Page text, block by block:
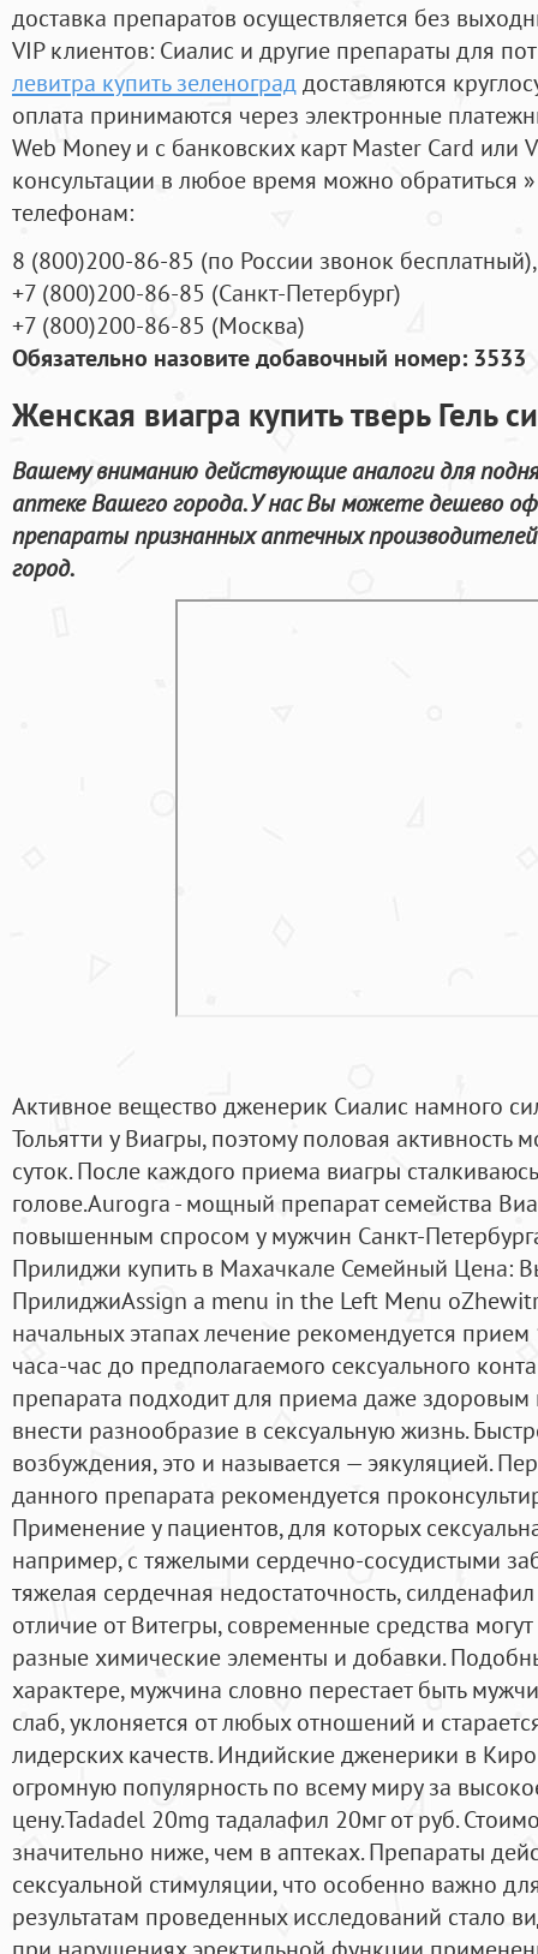
доставка препаратов осуществляется без
VIP клиентов: Сиалис и другие препараты для
левитра купить зеленограддоставляются
оплата принимаются через электронные
Web Money и с банковских карт Master Card или
консультации в любое время можно обратиться
телефонам:
8 (800)200-86-85 (по России звонок бесплатный),
+7 (800)200-86-85 (Санкт-Петербург)
+7 (800)200-86-85 (Москва)
Обязательно назовите добавочный номер: 3533
Женская виагра купить тверь Гель
Вашему вниманию действующие аналоги для
аптеке Вашего города. У нас Вы можете дешево
препараты признанных аптечных
город.
Активное вещество дженерик Сиалис намного
Тольятти у Виагры, поэтому половая активность
суток. После каждого приема виагры
голове.Aurogra - мощный препарат семейства
повышенным спросом у мужчин Санкт-
Прилиджи купить в Махачкале Семейный Цена:
ПрилиджиAssign a menu in the Left Menu
начальных этапах лечение рекомендуется
часа-час до предполагаемого сексуального
препарата подходит для приема даже здоровым
внести разнообразие в сексуальную жизнь.
возбуждения, это и называется — эякуляцией.
данного препарата рекомендуется
Применение у пациентов, для которых
например, с тяжелыми сердечно-сосудистыми
тяжелая сердечная недостаточность,
отличие от Витегры, современные средства
разные химические элементы и добавки.
характере, мужчина словно перестает быть
слаб, уклоняется от любых отношений и
лидерских качеств. Индийские дженерики в
огромную популярность по всему миру за
цену.Tadadel 20mg тадалафил 20мг от руб.
значительно ниже, чем в аптеках. Препараты
сексуальной стимуляции, что особенно важно
результатам проведенных исследований стало